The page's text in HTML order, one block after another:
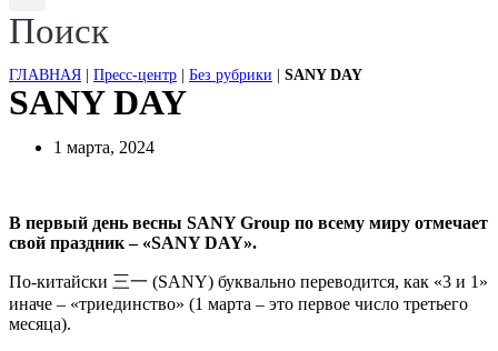
Поиск
ГЛАВНАЯ Пресс-центр Без рубрики SANY DAY
SANY DAY
1 марта, 2024
В первый день весны SANY Group по всему миру отмечает
свой праздник – «SANY DAY».
По-китайски 三一 (SANY) буквально переводится, как «3 и 1»
иначе – «триединство» (1 марта – это первое число третьего
месяца).